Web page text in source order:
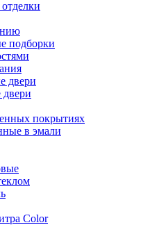
подборки
двери
покрытиях
в эмали
Color